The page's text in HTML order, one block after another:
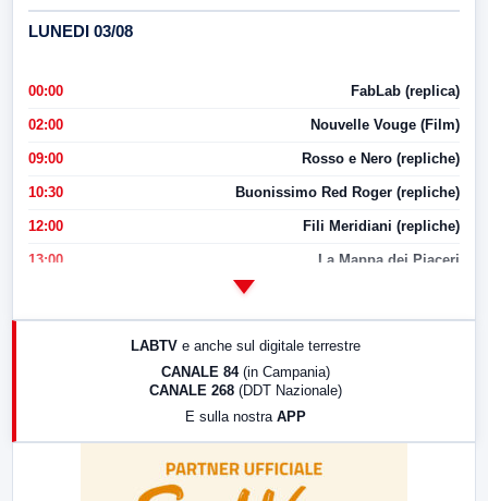
LUNEDI 03/08
00:00 FabLab (replica)
02:00 Nouvelle Vouge (Film)
09:00 Rosso e Nero (repliche)
10:30 Buonissimo Red Roger (repliche)
12:00 Fili Meridiani (repliche)
13:00 La Mappa dei Piaceri
17:00 LabNews (replica)
LABTV e anche sul digitale terrestre
CANALE 84 (in Campania)
CANALE 268 (DDT Nazionale)
E sulla nostra APP